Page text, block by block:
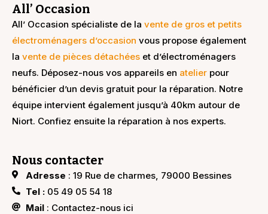
All’ Occasion
All’ Occasion spécialiste de la vente de gros et petits
électroménagers d’occasion vous propose également
la vente de pièces détachées et d’électroménagers
neufs. Déposez-nous vos appareils en atelier pour
bénéficier d’un devis gratuit pour la réparation. Notre
équipe intervient également jusqu’à 40km autour de
Niort. Confiez ensuite la réparation à nos experts.
Nous contacter
Adresse : 19 Rue de charmes, 79000 Bessines
Tel :05 49 05 54 18
Mail: Contactez-nous ici